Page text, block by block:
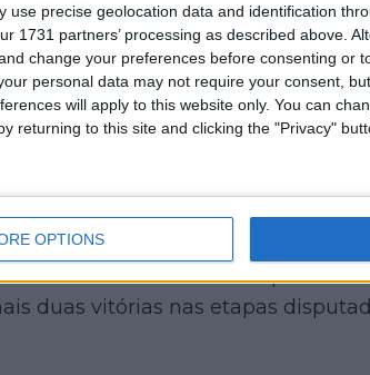
use precise geolocation data and identification
1731 partners’ processing as described above.
change your preferences before consenting or
personal data may not require your consent,
will apply to this website only. You can
returning to this site and clicking the "Privacy"
OPTIONS
a exclusão da corrida. Elisa
e vestiu a camisola rosa após ter
duas vitórias nas etapas